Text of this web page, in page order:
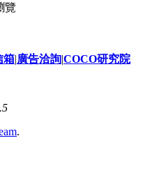
覽
箱|廣告洽詢|COCO研究院
.